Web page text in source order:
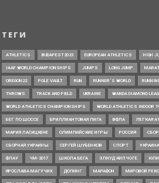
ТЕГИ
ATHLETICS BUDAPEST2023 EUROPEAN ATHLETICS HIGH
IAAF WORLD CHAMPIONSHIPS JUMPS LONG JUMP
OREGON22 POLE VAULT RUN RUNNER’S WORLD
THROWS TRACK AND FIELD UKRAINE WANDA DIAMOND
WORLD ATHLETICS CHAMPIONSHIPS WORLD ATHLETICS INDOOR
БЕГ ПО ШОССЕ БРИЛЛИАНТОВАЯ ЛИГА ВФЛА ЛЕГКАЯ
МАРИЯ ЛАСИЦКЕНЕ ОЛИМПИЙСКИЕ ИГРЫ РОССИЯ
СБОРНАЯ УКРАИНЫ СЕРГЕЙ ШУБЕНКОВ СПОРТ УКРАИНА
ФЛАУ ЧМ-2017 ШКОЛА БЕГА ЭЛИУД КИПЧОГЕ
ЯРОСЛАВА МАГУЧИХ ДОПИНГ МАРАФОН МИРОВОЙ